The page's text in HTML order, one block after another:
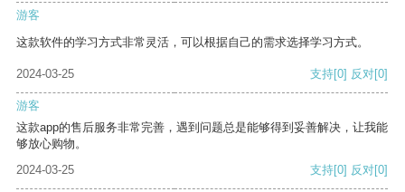
游客
这款软件的学习方式非常灵活，可以根据自己的需求选择学习方式。
2024-03-25 支持[0] 反对[0]
游客
这款app的售后服务非常完善，遇到问题总是能够得到妥善解决，让我能
够放心购物。
2024-03-25
支持[0] 反对[0]